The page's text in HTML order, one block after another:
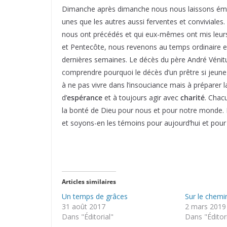
Dimanche après dimanche nous nous laissons
unes que les autres aussi ferventes et
nous ont précédés et qui eux-mêmes ont mis
et Pentecôte, nous revenons au temps ordinaire
dernières semaines. Le décès du père André
comprendre pourquoi le décès d’un prêtre si
à ne pas vivre dans l’insouciance mais à
d’espérance et à toujours agir avec charité.
la bonté de Dieu pour nous et pour notre
et soyons-en les témoins pour aujourd’hui et
Articles similaires
Un temps de grâces
31 août 2017
Dans "Éditorial"
Sur le
2 mars 2019
Dans